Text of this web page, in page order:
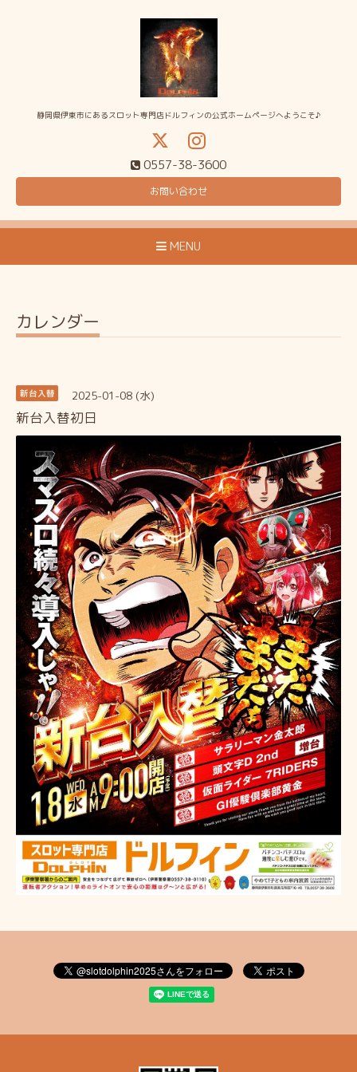
静岡県伊東市にあるスロット専門店ドルフィンの公式ホームページへようこそ♪
0557-38-3600
お問い合わせ
MENU
カレンダー
新台入替 2025-01-08 (水)
新台入替初日